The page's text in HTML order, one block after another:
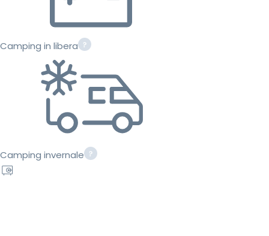
Camping in libera
Camping invernale